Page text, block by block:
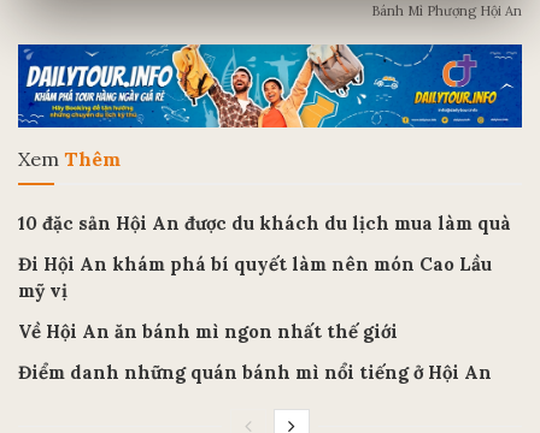
Bánh Mì Phượng Hội An
Xem Thêm
10 đặc sản Hội An được du khách du lịch mua làm quà
Đi Hội An khám phá bí quyết làm nên món Cao Lầu
mỹ vị
Về Hội An ăn bánh mì ngon nhất thế giới
Điểm danh những quán bánh mì nổi tiếng ở Hội An